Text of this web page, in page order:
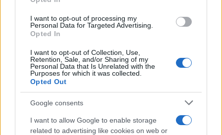
grant or deny consent to Google and its third-party tags to
consent section.
I want to opt-out of processing my
Personal Data for Targeted Advertising.
Opted In
I want to opt-out of Collection, Use,
Retention, Sale, and/or Sharing of my
Personal Data that Is Unrelated with the
Purposes for which it was collected.
Opted Out
Google consents
I want to allow Google to enable storage
related to advertising like cookies on web or